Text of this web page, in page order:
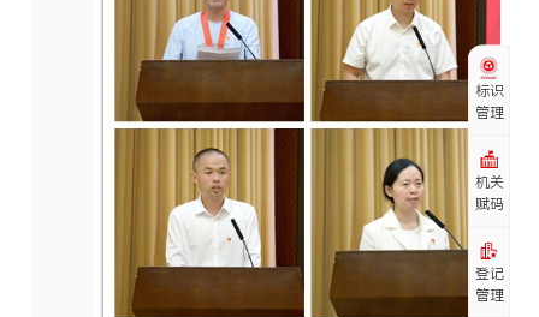
标识
管理
机关
赋码
登记
管理